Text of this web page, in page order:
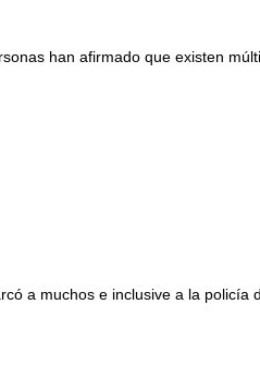
han afirmado que existen
a muchos e inclusive a la policía